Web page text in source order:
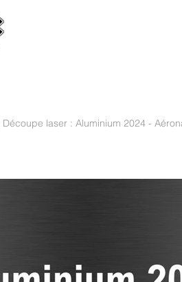
Découpe laser : Aluminium 2024 -